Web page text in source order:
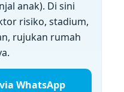
anak). Di sini
risiko, stadium,
rujukan rumah
WhatsApp